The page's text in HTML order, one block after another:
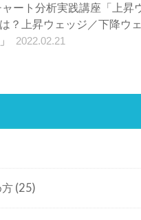
ート分析実践講座「上昇
？上昇ウェッジ／下降ウ
2022.02.21
(25)